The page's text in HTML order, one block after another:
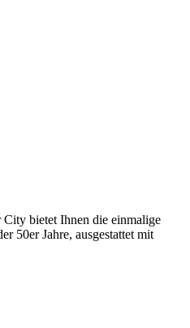
bietet Ihnen die einmalige
50er Jahre, ausgestattet mit